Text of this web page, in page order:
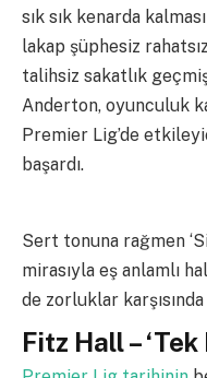
sık sık kenarda
lakap şüphesiz
talihsiz sakatlık
Anderton, oyunculuk
Premier Lig’de
başardı.
Sert tonuna rağmen
mirasıyla eş anlamlı
de zorluklar
Fitz Hall – ‘Tek